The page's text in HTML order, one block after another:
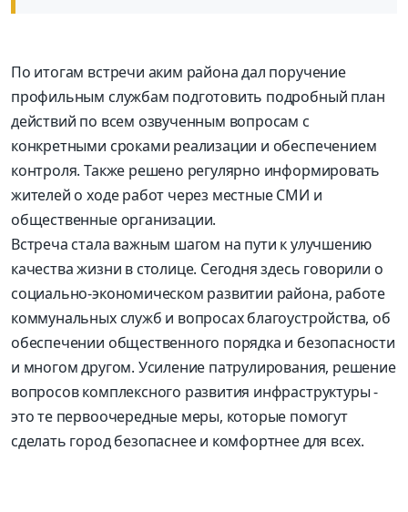
По итогам встречи аким района дал поручение
профильным службам подготовить подробный план
действий по всем озвученным вопросам с
конкретными сроками реализации и обеспечением
контроля. Также решено регулярно информировать
жителей о ходе работ через местные СМИ и
общественные организации.
Встреча стала важным шагом на пути к улучшению
качества жизни в столице. Сегодня здесь говорили о
социально-экономическом развитии района, работе
коммунальных служб и вопросах благоустройства, об
обеспечении общественного порядка и безопасности
и многом другом. Усиление патрулирования, решение
вопросов комплексного развития инфраструктуры -
это те первоочередные меры, которые помогут
сделать город безопаснее и комфортнее для всех.